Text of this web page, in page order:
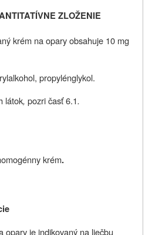
ZLOŽENIE
krém na opary obsahuje 10 mg
propylénglykol.
látok, pozri časť 6.1.
krém.
opary je indikovaný na liečbu